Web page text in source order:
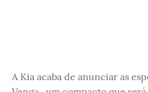
A Kia acaba de anunciar as